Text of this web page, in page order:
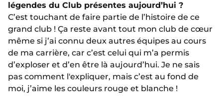
légendes du Club présentes aujourd’hui ?
C’est touchant de faire partie de l’histoire de ce
grand club ! Ça reste avant tout mon club de cœur
même si j’ai connu deux autres équipes au cours
de ma carrière, car c’est celui qui m’a permis
d’exploser et d’en être là aujourd’hui. Je ne sais
pas comment l'expliquer, mais c’est au fond de
moi, j’aime les couleurs rouge et blanche !